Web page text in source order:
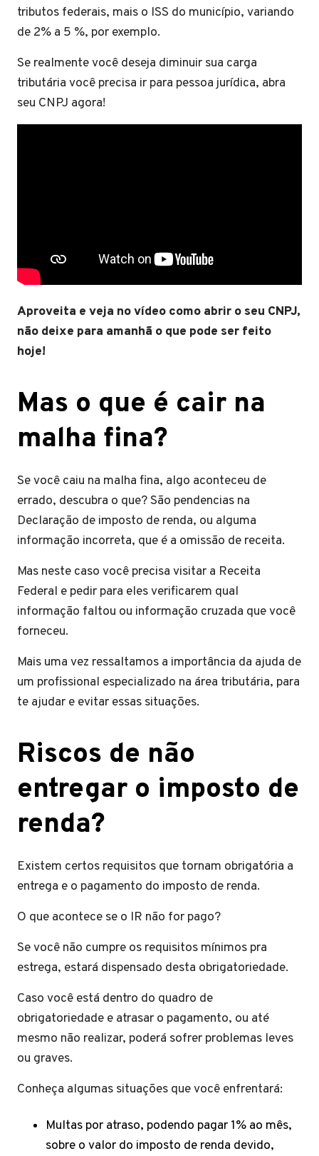
tributos federais, mais o ISS do município, variando
de 2% a 5 %, por exemplo.
Se realmente você deseja diminuir sua carga
tributária você precisa ir para pessoa jurídica, abra
seu CNPJ agora!
Aproveita e veja no vídeo como abrir o seu CNPJ,
não deixe para amanhã o que pode ser feito
hoje!
Mas o que é cair na
malha fina?
Se você caiu na malha fina, algo aconteceu de
errado, descubra o que? São pendencias na
Declaração de imposto de renda, ou alguma
informação incorreta, que é a omissão de receita.
Mas neste caso você precisa visitar a Receita
Federal e pedir para eles verificarem qual
informação faltou ou informação cruzada que você
forneceu.
Mais uma vez ressaltamos a importância da ajuda de
um profissional especializado na área tributária, para
te ajudar e evitar essas situações.
Riscos de não
entregar o imposto de
renda?
Existem certos requisitos que tornam obrigatória a
entrega e o pagamento do imposto de renda.
O que acontece se o IR não for pago?
Se você não cumpre os requisitos mínimos pra
estrega, estará dispensado desta obrigatoriedade.
Caso você está dentro do quadro de
obrigatoriedade e atrasar o pagamento, ou até
mesmo não realizar, poderá sofrer problemas leves
ou graves.
Conheça algumas situações que você enfrentará:
Multas por atraso, podendo pagar 1% ao mês,
sobre o valor do imposto de renda devido,